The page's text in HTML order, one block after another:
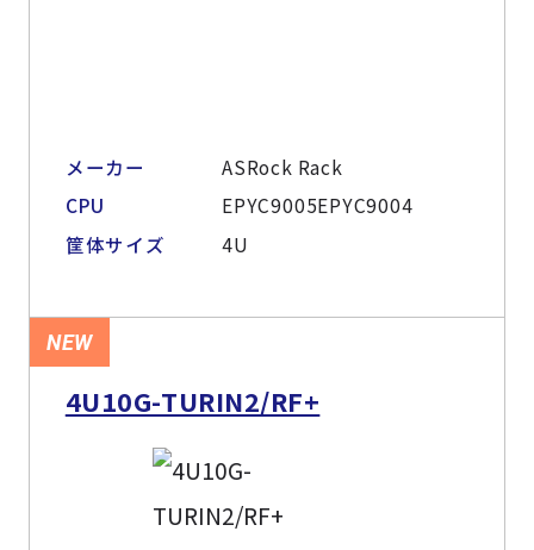
メーカー
ASRock Rack
CPU
EPYC9005EPYC9004
筐体サイズ
4U
NEW
4U10G-TURIN2/RF+